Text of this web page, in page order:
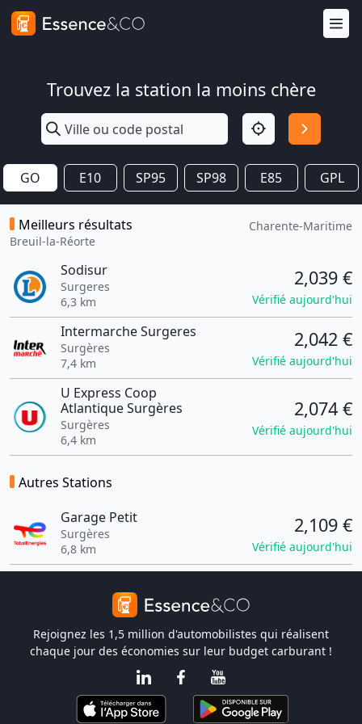
Trouvez la station la moins chère
GO E10 SP95 SP98 E85 GPL
Meilleurs résultats
Breuil-la-Réorte
Charente-Maritime
Sodisur
Surgeres
6,3 km
2,039 €
Vérifié aujourd'hui
Intermarche Surgeres
Surgères
7,4 km
2,042 €
Vérifié aujourd'hui
U Express Coop
Atlantique Surgères
Surgères
6,4 km
2,074 €
Vérifié aujourd'hui
Autres Stations
Garage Petit
Surgères
6,8 km
2,109 €
Vérifié aujourd'hui
Rejoignez les 1,5 million d'automobilistes qui réalisent
chaque jour des économies sur leur budget carburant !